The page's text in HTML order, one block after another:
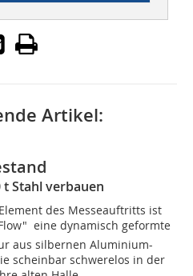
Artikel:
t Stahl verbauen
des Messeauftritts ist
 eine dynamisch geformte
aus silbernen Aluminium-
scheinbar schwerelos in der